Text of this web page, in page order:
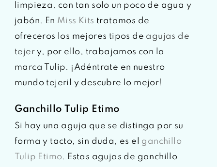
limpieza, con tan solo un poco de agua y
jabón. En Miss Kits tratamos de
ofreceros los mejores tipos de agujas de
tejer y, por ello, trabajamos con la
marca Tulip. ¡Adéntrate en nuestro
mundo tejeril y descubre lo mejor!
Ganchillo Tulip Etimo
Si hay una aguja que se distinga por su
forma y tacto, sin duda, es el ganchillo
Tulip Etimo. Estas agujas de ganchillo